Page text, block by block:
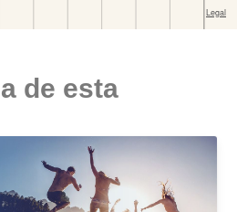
de esta